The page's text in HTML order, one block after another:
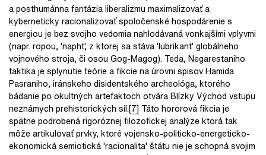
a posthumánna fantázia liberalizmu maximalizovať a
kyberneticky racionalizovať spoločenské hospodárenie s
energiou je bez svojho vedomia nahlodávaná vonkajšími vplyvmi
(napr. ropou, 'napht', z ktorej sa stáva 'lubrikant' globálneho
vojnového stroja, či osou Gog-Magog). Teda, Negarestaniho
taktika je splynutie teórie a fikcie na úrovni spisov Hamida
Pasraniho, iránskeho disidentského archeológa, ktorého
bádanie po okultných artefaktoch otvára Blízky Východ vstupu
neznámych prehistorických síl.[7] Táto hororová fikcia je
spätne podrobená rigoróznej filozofickej analýze ktorá tak
môže artikulovať prvky, ktoré vojensko-politicko-energeticko-
ekonomická semiotická 'racionalita' štátu nie je schopná svojim